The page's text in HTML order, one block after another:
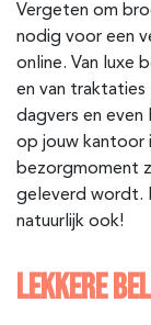
Vergeten om
nodig voor een
online. Van luxe
en van traktaties
dagvers en even
op jouw kantoor
bezorgmoment
geleverd wordt.
natuurlijk ook!
LEKKERE